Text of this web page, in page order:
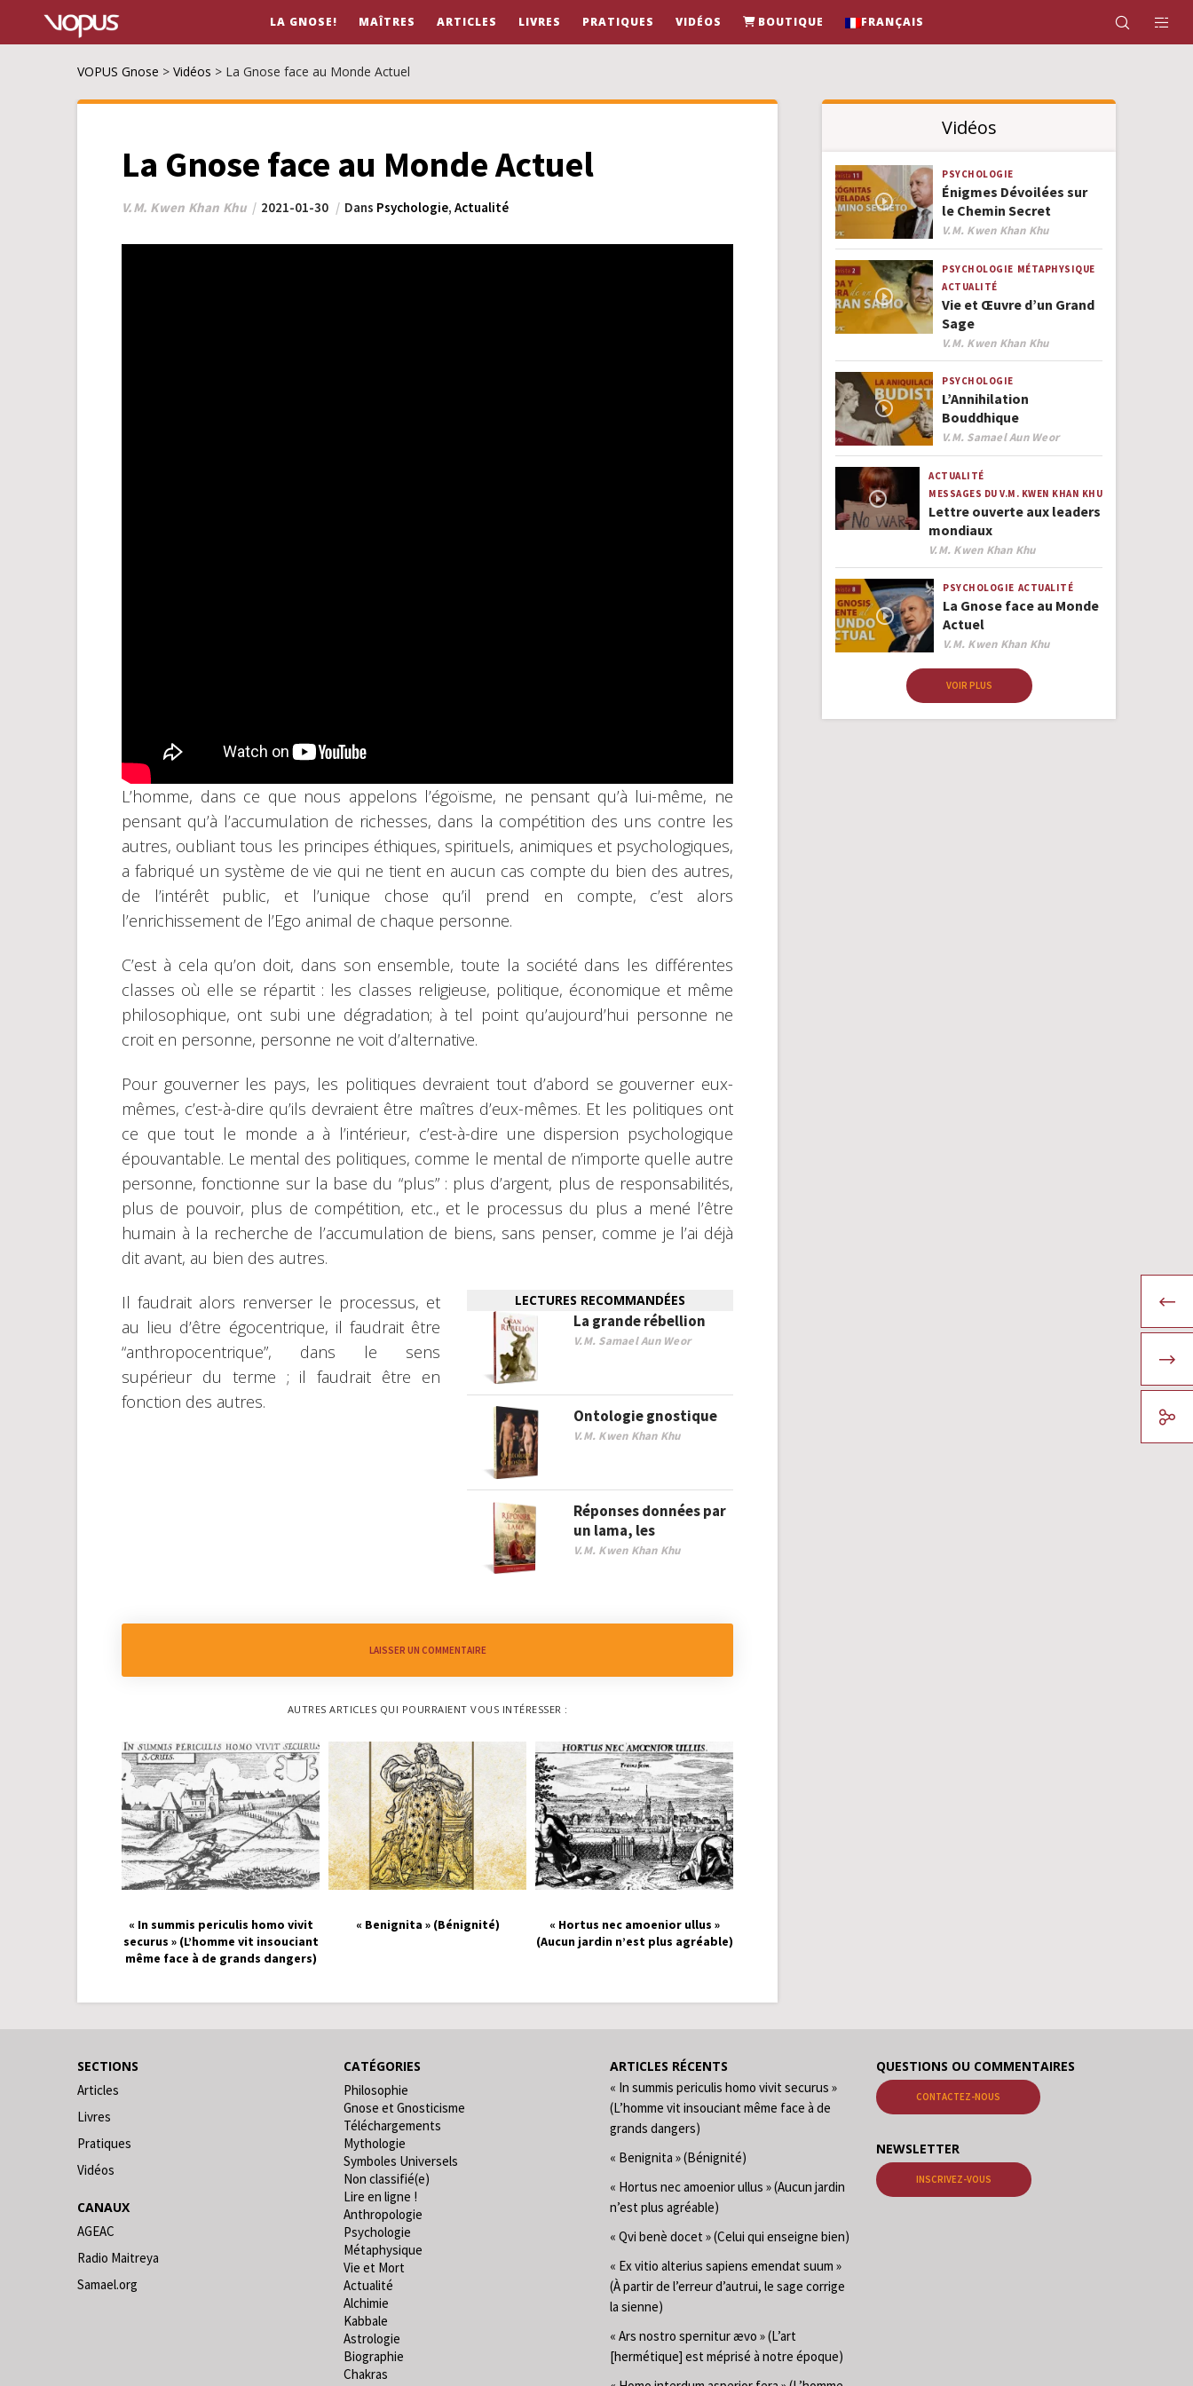
LA GNOSE! MAÎTRES ARTICLES LIVRES PRATIQUES VIDÉOS BOUTIQUE FRANÇAIS
VOPUS Gnose > Vidéos > La Gnose face au Monde Actuel
La Gnose face au Monde Actuel
V.M. Kwen Khan Khu 2021-01-30 Dans Psychologie, Actualité
L’homme, dans ce que nous appelons l’égoïsme, ne pensant qu’à lui-même, ne
pensant qu’à l’accumulation de richesses, dans la compétition des uns contre les
autres, oubliant tous les principes éthiques, spirituels, animiques et psychologiques,
a fabriqué un système de vie qui ne tient en aucun cas compte du bien des autres,
de l’intérêt public, et l’unique chose qu’il prend en compte, c’est alors
l’enrichissement de l’Ego animal de chaque personne.
C’est à cela qu’on doit, dans son ensemble, toute la société dans les différentes
classes où elle se répartit : les classes religieuse, politique, économique et même
philosophique, ont subi une dégradation; à tel point qu’aujourd’hui personne ne
croit en personne, personne ne voit d’alternative.
Pour gouverner les pays, les politiques devraient tout d’abord se gouverner eux-
mêmes, c’est-à-dire qu’ils devraient être maîtres d’eux-mêmes. Et les politiques ont
ce que tout le monde a à l’intérieur, c’est-à-dire une dispersion psychologique
épouvantable. Le mental des politiques, comme le mental de n’importe quelle autre
personne, fonctionne sur la base du “plus” : plus d’argent, plus de responsabilités,
plus de pouvoir, plus de compétition, etc., et le processus du plus a mené l’être
humain à la recherche de l’accumulation de biens, sans penser, comme je l’ai déjà
dit avant, au bien des autres.
LECTURES RECOMMANDÉES
La grande rébellion
V.M. Samael Aun Weor
Ontologie gnostique
V.M. Kwen Khan Khu
Réponses données par
un lama, les
V.M. Kwen Khan Khu
Il faudrait alors renverser le processus, et
au lieu d’être égocentrique, il faudrait être
“anthropocentrique”, dans le sens
supérieur du terme ; il faudrait être en
fonction des autres.
LAISSER UN COMMENTAIRE
AUTRES ARTICLES QUI POURRAIENT VOUS INTÉRESSER :
« In summis periculis homo vivit
securus » (L’homme vit insouciant
même face à de grands dangers)
« Benignita » (Bénignité)
« Hortus nec amoenior ullus »
(Aucun jardin n’est plus agréable)
Vidéos
PSYCHOLOGIE
Énigmes Dévoilées sur
le Chemin Secret
Author
V.M. Kwen Khan Khu
PSYCHOLOGIE MÉTAPHYSIQUE
ACTUALITÉ
Vie et Œuvre d’un Grand
Sage
Author
V.M. Kwen Khan Khu
PSYCHOLOGIE
L’Annihilation
Bouddhique
Author
V.M. Samael Aun Weor
ACTUALITÉ
MESSAGES DU V.M. KWEN KHAN KHU
Lettre ouverte aux leaders
mondiaux
Author
V.M. Kwen Khan Khu
PSYCHOLOGIE ACTUALITÉ
La Gnose face au Monde
Actuel
Author
V.M. Kwen Khan Khu
VOIR PLUS
SECTIONS
Articles
Livres
Pratiques
Vidéos
CANAUX
AGEAC
Radio Maitreya
Samael.org
CATÉGORIES
Philosophie
Gnose et Gnosticisme
Téléchargements
Mythologie
Symboles Universels
Non classifié(e)
Lire en ligne !
Anthropologie
Psychologie
Métaphysique
Vie et Mort
Actualité
Alchimie
Kabbale
Astrologie
Biographie
Chakras
ARTICLES RÉCENTS
« In summis periculis homo vivit securus »
(L’homme vit insouciant même face à de
grands dangers)
« Benignita » (Bénignité)
« Hortus nec amoenior ullus » (Aucun jardin
n’est plus agréable)
« Qvi benè docet » (Celui qui enseigne bien)
« Ex vitio alterius sapiens emendat suum »
(À partir de l’erreur d’autrui, le sage corrige
la sienne)
« Ars nostro spernitur ævo » (L’art
[hermétique] est méprisé à notre époque)
QUESTIONS OU COMMENTAIRES
CONTACTEZ-NOUS
NEWSLETTER
INSCRIVEZ-VOUS